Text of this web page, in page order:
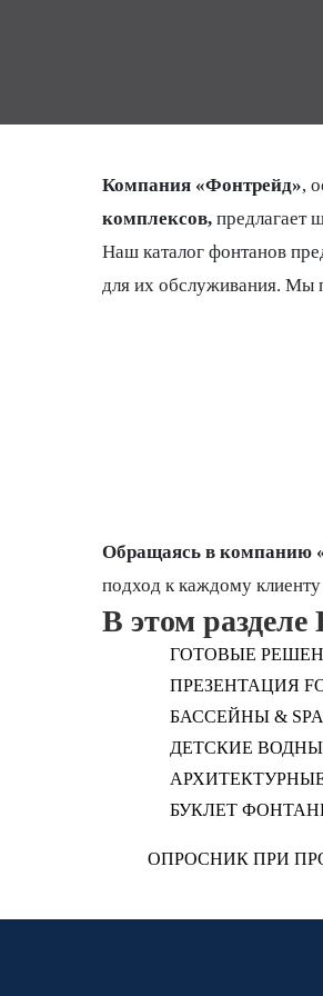
Компания «Фонтрейд»,
комплексов,предлагает
Наш каталог фонтанов
для их обслуживания. Мы
Обращаясь в компанию
подход к каждому
В этом
ГОТОВЫЕ
ПРЕЗЕНТАЦИЯ
БАССЕЙНЫ & SPA
ДЕТСКИЕ
АРХИТЕКТУРНЫЕ
БУКЛЕТ ФОНТАНЫ
ОПРОСНИК ПРИ